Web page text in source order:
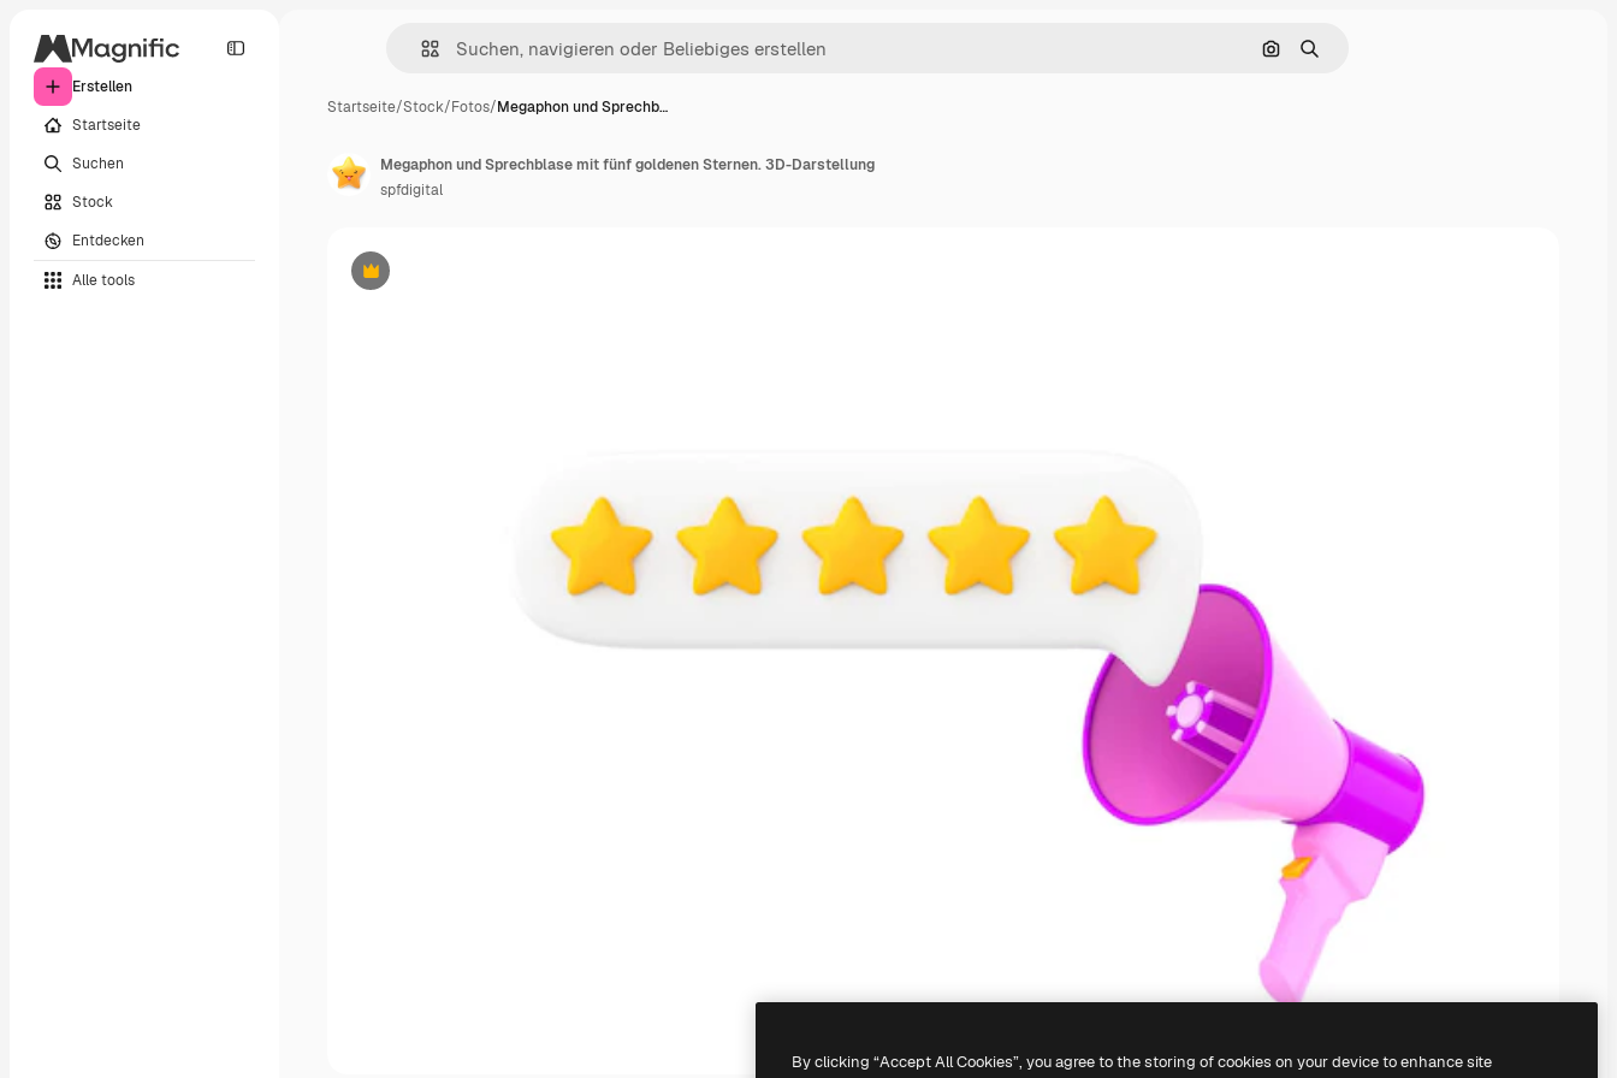
Erstellen
Startseite
Suchen
Stock
Entdecken
Alle tools
Nach Bild suchen
Suchen
Startseite/Stock/Fotos/Megaphon und Sprechb…
Premium
Megaphon und Sprechblase mit fünf goldenen Sternen. 3D-Darstellung
spfdigital
By clicking “Accept All Cookies”, you agree to the storing of cookies on your device to enhance site